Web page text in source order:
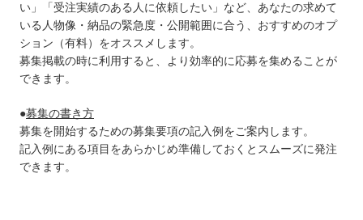
い」「受注実績のある人に依頼したい」など、あなたの求めて
いる人物像・納品の緊急度・公開範囲に合う、おすすめのオプ
ション（有料）をオススメします。
募集掲載の時に利用すると、より効率的に応募を集めることが
できます。
●募集の書き方
募集を開始するための募集要項の記入例をご案内します。
記入例にある項目をあらかじめ準備しておくとスムーズに発注
できます。